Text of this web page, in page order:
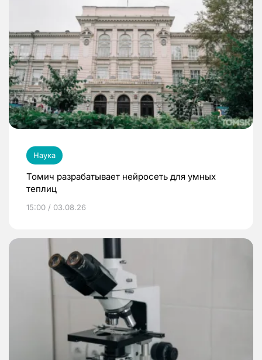
Наука
Томич разрабатывает нейросеть для умных
теплиц
15:00 / 03.08.26